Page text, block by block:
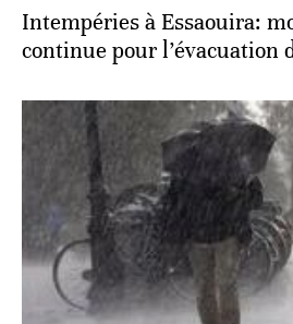
Intempéries à Essaouira:
continue pour l’évacuation